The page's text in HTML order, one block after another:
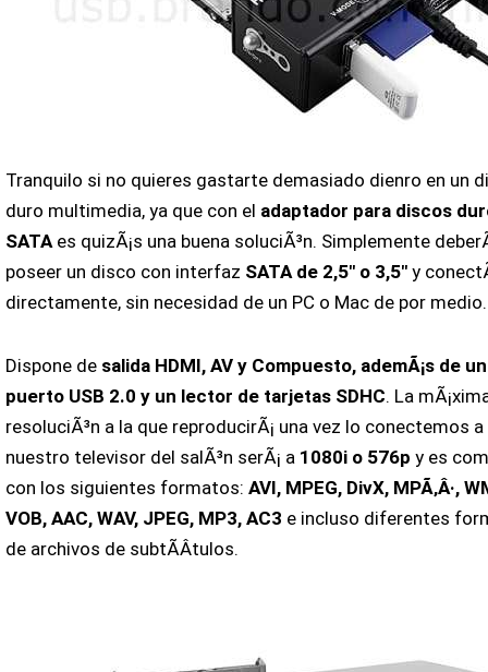
Tranquilo si no quieres gastarte demasiado dienro en un
duro multimedia, ya que con el adaptador para discos
SATAes quizÃ¡s una buena soluciÃ³n. Simplemente
poseer un disco con interfaz SATA de 2,5″ o 3,5″ y
directamente, sin necesidad de un PC o Mac de por medio.
Dispone de salida HDMI, AV y Compuesto, ademÃ¡s de un
puerto USB 2.0 y un lector de tarjetas SDHC. La
resoluciÃ³n a la que reproducirÃ¡ una vez lo conectemos a
nuestro televisor del salÃ³n serÃ¡ a 1080i o 576p y es
con los siguientes formatos:AVI, MPEG, DivX, MPÃ‚Â·,
VOB, AAC, WAV, JPEG, MP3, AC3 e incluso diferentes
de archivos de subtÃ­Â­tulos.